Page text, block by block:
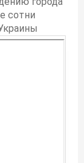
сотни